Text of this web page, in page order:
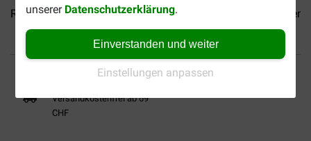
unserer Datenschutzerklärung.
Einverstanden und weiter
Einstellungen anpassen
Renske Pastete Huhn... Renske Pastete Thunfisch...
Bis 30% günstiger Sicher bezahlen
Versandkostenfrei ab 69
CHF